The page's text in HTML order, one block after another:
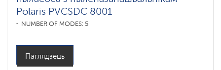
Polaris PVCSDC 8001
NUMBER OF MODES: 5
Паглядзець